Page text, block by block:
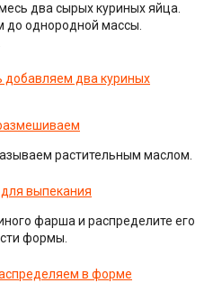
два сырых куриных яйца.
до однородной массы.
растительным маслом.
фарша и распределите его
формы.